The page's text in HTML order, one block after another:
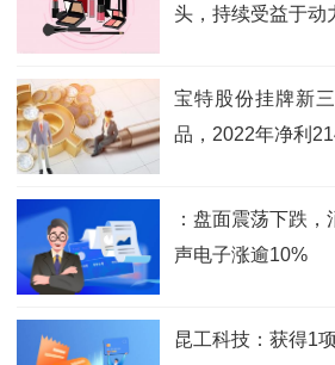
头，持续受益于动
宝特股份挂牌新
品，2022年净利
：盘面震荡下跌
声电子涨逾10%
昆工科技：获得1